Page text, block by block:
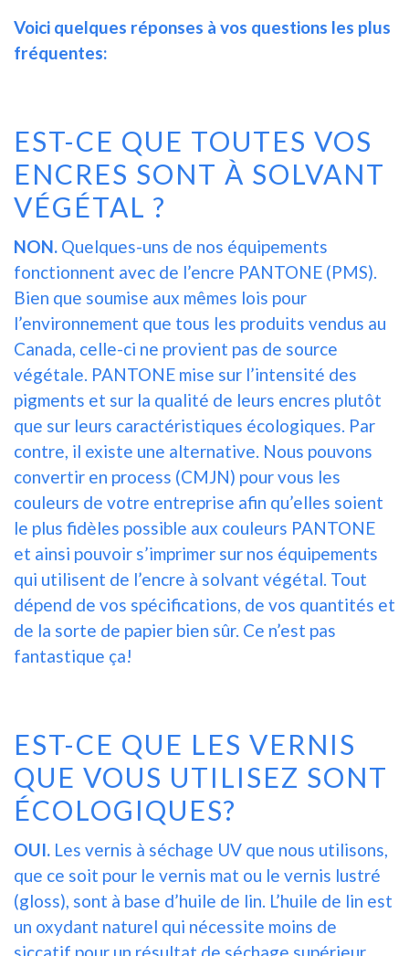
Voici quelques réponses à vos questions les plus
fréquentes:
EST-CE QUE TOUTES VOS
ENCRES SONT À SOLVANT
VÉGÉTAL ?
NON. Quelques-uns de nos équipements
fonctionnent avec de l’encre PANTONE (PMS).
Bien que soumise aux mêmes lois pour
l’environnement que tous les produits vendus au
Canada, celle-ci ne provient pas de source
végétale. PANTONE mise sur l’intensité des
pigments et sur la qualité de leurs encres plutôt
que sur leurs caractéristiques écologiques. Par
contre, il existe une alternative. Nous pouvons
convertir en process (CMJN) pour vous les
couleurs de votre entreprise afin qu’elles soient
le plus fidèles possible aux couleurs PANTONE
et ainsi pouvoir s’imprimer sur nos équipements
qui utilisent de l’encre à solvant végétal. Tout
dépend de vos spécifications, de vos quantités et
de la sorte de papier bien sûr. Ce n’est pas
fantastique ça!
EST-CE QUE LES VERNIS
QUE VOUS UTILISEZ SONT
ÉCOLOGIQUES?
OUI. Les vernis à séchage UV que nous utilisons,
que ce soit pour le vernis mat ou le vernis lustré
(gloss), sont à base d’huile de lin. L’huile de lin est
un oxydant naturel qui nécessite moins de
siccatif pour un résultat de séchage supérieur.